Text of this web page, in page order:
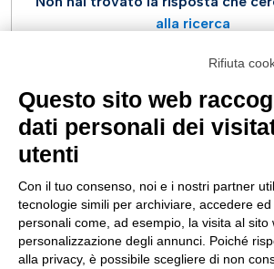
alla ricerca
Apri un ticket di Assistenza Tecnica
ASSISTENZA SEGUICI SU:
Rifiuta
Questo sito web
dati personali dei
utenti
Con il tuo consenso, noi e i nostri partner
tecnologie simili per archiviare, accedere
personali come, ad esempio, la visita al sito
personalizzazione degli annunci. Poiché
alla privacy, è possibile scegliere di non